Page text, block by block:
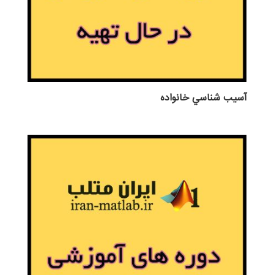
آسيب شناسي خانواده